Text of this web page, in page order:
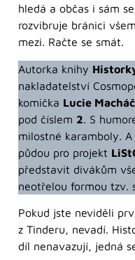
hledá a občas i sám
rozvibruje bránici
mezi. Račte se smát.
Autorka knihy
nakladatelství
komička Lucie
pod číslem 2. S
milostné karamboly.
půdou pro projekt
představit divákům
neotřelou formou tzv.
Pokud jste neviděli
z Tinderu, nevadí.
díl nenavazují, jedná